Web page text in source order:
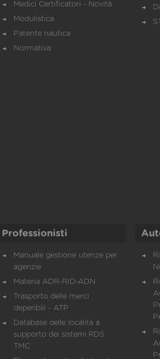
Medici Certificatori - Novità
Modulistica
Patente nautica
Normativa
Professionisti
Manuale gestione utenze per
agenzie
Materia ADR-RID-ADN
Trasporto delle merci
deperibili - ATP
Database delle località a
supporto dei sistemi RDS
TMC